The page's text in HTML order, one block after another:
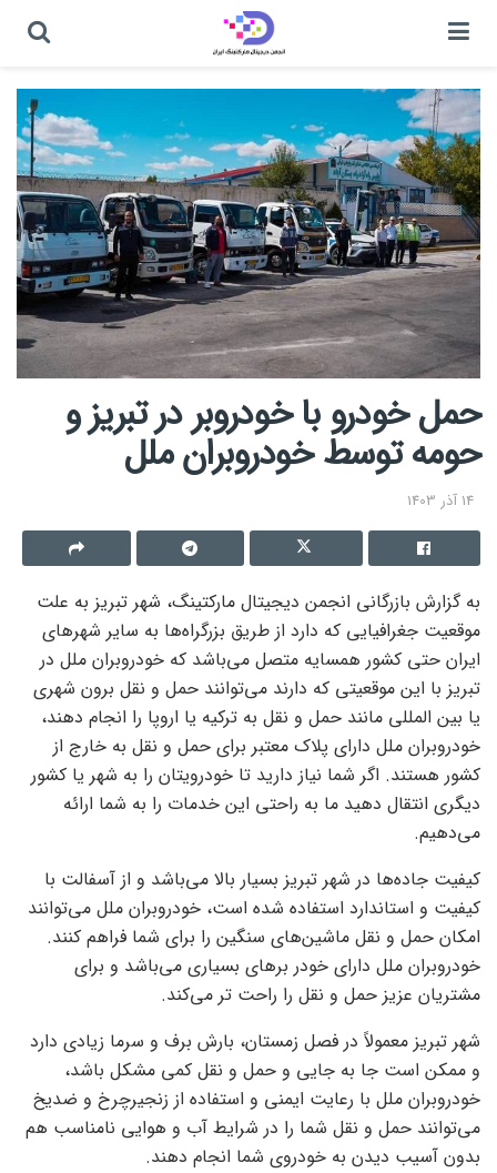
حمل خودرو با خودروبر در تبریز و
حومه توسط خودروبران ملل
14 آذر 1403
به گزارش بازرگانی انجمن دیجیتال مارکتینگ، شهر تبریز به علت
موقعیت جغرافیایی که دارد از طریق بزرگراه‌ها به سایر شهرهای
ایران حتی کشور همسایه متصل می‌باشد که خودروبران ملل در
تبریز با این موقعیتی که دارند می‌توانند حمل و نقل برون شهری
یا بین المللی مانند حمل و نقل به ترکیه یا اروپا را انجام دهند،
خودروبران ملل دارای پلاک معتبر برای حمل و نقل به خارج از
کشور هستند. اگر شما نیاز دارید تا خودرویتان را به شهر یا کشور
دیگری انتقال دهید ما به راحتی این خدمات را به شما ارائه
می‌دهیم.
کیفیت جاده‌ها در شهر تبریز بسیار بالا می‌باشد و از آسفالت با
کیفیت و استاندارد استفاده شده است، خودروبران ملل می‌توانند
امکان حمل و نقل ماشین‌های سنگین را برای شما فراهم کنند.
خودروبران ملل دارای خودر برهای بسیاری می‌باشد و برای
مشتریان عزیز حمل و نقل را راحت تر می‌کند.
شهر تبریز معمولاً در فصل زمستان، بارش برف و سرما زیادی دارد
و ممکن است جا به جایی و حمل و نقل کمی مشکل باشد،
خودروبران ملل با رعایت ایمنی و استفاده از زنجیرچرخ و ضدیخ
می‌توانند حمل و نقل شما را در شرایط آب و هوایی نامناسب هم
بدون آسیب دیدن به خودروی شما انجام دهند.